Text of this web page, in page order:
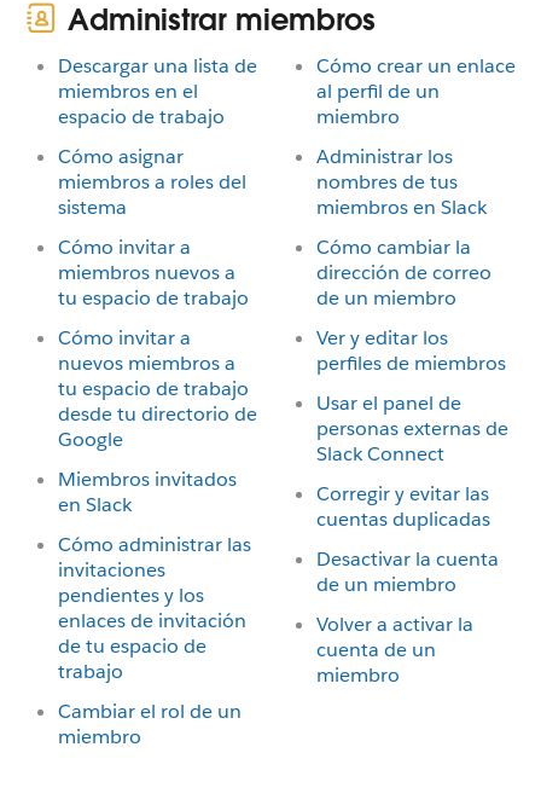
Administrar miembros
Descargar una lista de
miembros en el
espacio de trabajo
Cómo asignar
miembros a roles del
sistema
Cómo invitar a
miembros nuevos a
tu espacio de trabajo
Cómo invitar a
nuevos miembros a
tu espacio de trabajo
desde tu directorio de
Google
Miembros invitados
en Slack
Cómo administrar las
invitaciones
pendientes y los
enlaces de invitación
de tu espacio de
trabajo
Cambiar el rol de un
miembro
Cómo crear un enlace
al perfil de un
miembro
Administrar los
nombres de tus
miembros en Slack
Cómo cambiar la
dirección de correo
de un miembro
Ver y editar los
perfiles de miembros
Usar el panel de
personas externas de
Slack Connect
Corregir y evitar las
cuentas duplicadas
Desactivar la cuenta
de un miembro
Volver a activar la
cuenta de un
miembro